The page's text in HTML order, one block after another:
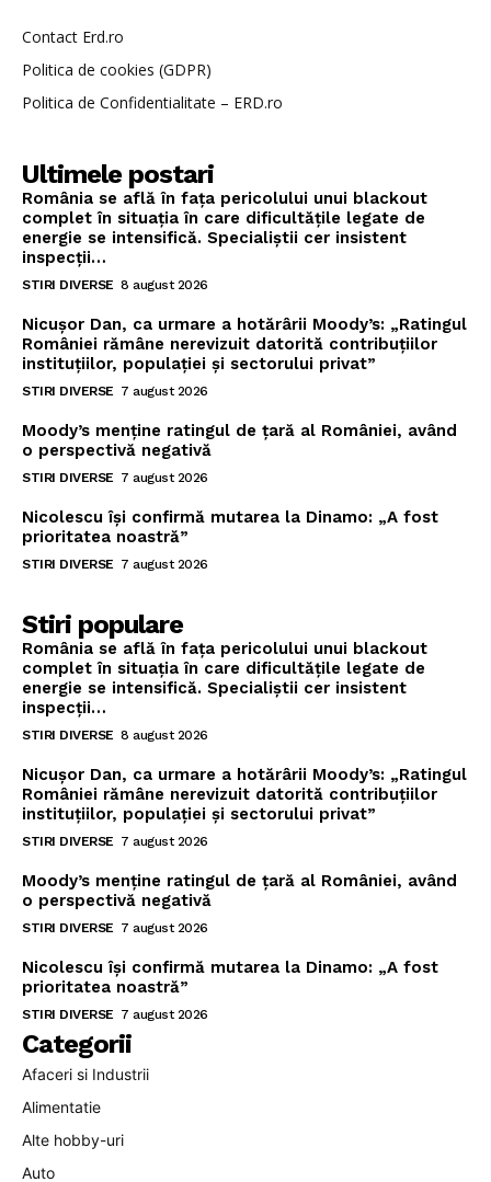
Contact Erd.ro
Politica de cookies (GDPR)
Politica de Confidentialitate – ERD.ro
Ultimele postari
România se află în fața pericolului unui blackout
complet în situația în care dificultățile legate de
energie se intensifică. Specialiștii cer insistent
inspecții…
STIRI DIVERSE 8 august 2026
Nicușor Dan, ca urmare a hotărârii Moody’s: „Ratingul
României rămâne nerevizuit datorită contribuțiilor
instituțiilor, populației și sectorului privat”
STIRI DIVERSE 7 august 2026
Moody’s menține ratingul de țară al României, având
o perspectivă negativă
STIRI DIVERSE 7 august 2026
Nicolescu își confirmă mutarea la Dinamo: „A fost
prioritatea noastră”
STIRI DIVERSE 7 august 2026
Stiri populare
România se află în fața pericolului unui blackout
complet în situația în care dificultățile legate de
energie se intensifică. Specialiștii cer insistent
inspecții…
STIRI DIVERSE 8 august 2026
Nicușor Dan, ca urmare a hotărârii Moody’s: „Ratingul
României rămâne nerevizuit datorită contribuțiilor
instituțiilor, populației și sectorului privat”
STIRI DIVERSE 7 august 2026
Moody’s menține ratingul de țară al României, având
o perspectivă negativă
STIRI DIVERSE 7 august 2026
Nicolescu își confirmă mutarea la Dinamo: „A fost
prioritatea noastră”
STIRI DIVERSE 7 august 2026
Categorii
Afaceri si Industrii
Alimentatie
Alte hobby-uri
Auto